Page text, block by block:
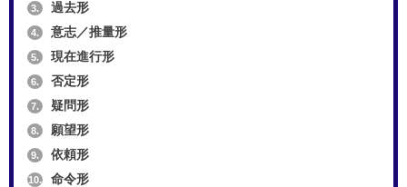
3. 過去形
4. 意志／推量形
5. 現在進行形
6. 否定形
7. 疑問形
8. 願望形
9. 依頼形
10. 命令形